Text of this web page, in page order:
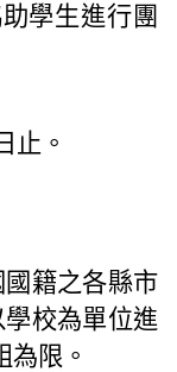
學生進行團
止。
國籍之各縣市
學校為單位進
為限。